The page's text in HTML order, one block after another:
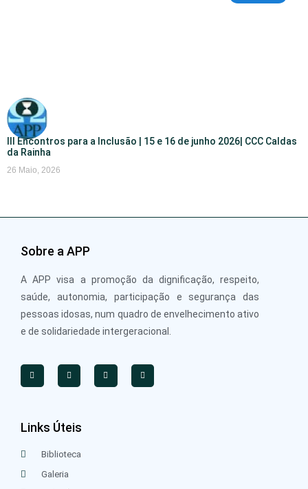
III Encontros para a Inclusão | 15 e 16 de junho 2026| CCC Caldas
da Rainha
26 Maio, 2026
Sobre a APP
A APP visa a promoção da dignificação, respeito,
saúde, autonomia, participação e segurança das
pessoas idosas, num quadro de envelhecimento ativo
e de solidariedade intergeracional.
Links Úteis
Biblioteca
Galeria